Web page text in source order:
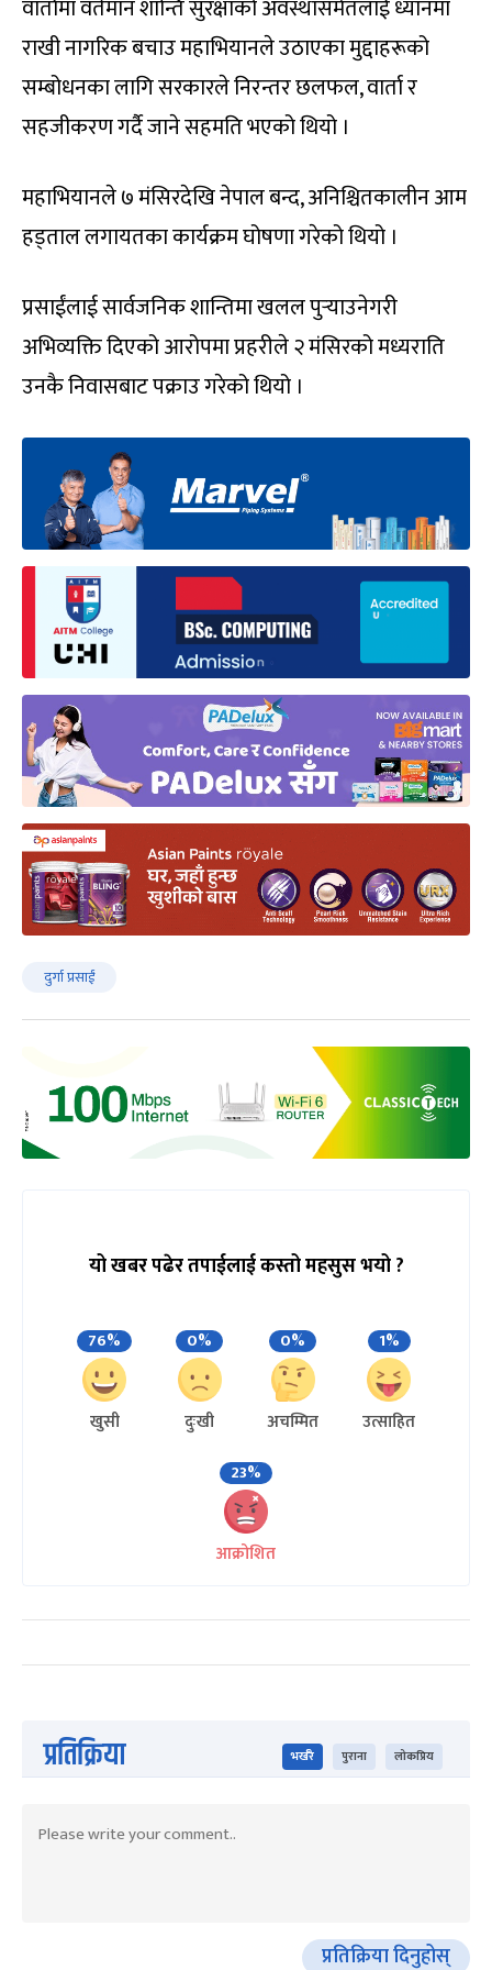
वार्तामा वर्तमान शान्ति सुरक्षाको अवस्थासमेतलाई ध्यानमा
राखी नागरिक बचाउ महाभियानले उठाएका मुद्दाहरूको
सम्बोधनका लागि सरकारले निरन्तर छलफल, वार्ता र
सहजीकरण गर्दै जाने सहमति भएको थियो ।
महाभियानले ७ मंसिरदेखि नेपाल बन्द, अनिश्चितकालीन आम
हड्ताल लगायतका कार्यक्रम घोषणा गरेको थियो ।
प्रसाईंलाई सार्वजनिक शान्तिमा खलल पुर्‍याउनेगरी
अभिव्यक्ति दिएको आरोपमा प्रहरीले २ मंसिरको मध्यराति
उनकै निवासबाट पक्राउ गरेको थियो ।
दुर्गा प्रसाईं
यो खबर पढेर तपाईलाई कस्तो महसुस भयो ?
76%
खुसी
0%
दुःखी
0%
अचम्मित
1%
उत्साहित
23%
आक्रोशित
प्रतिक्रिया भर्खरै पुराना लोकप्रिय
प्रतिक्रिया दिनुहोस्